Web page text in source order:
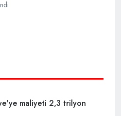
maliyeti 2,3 trilyon